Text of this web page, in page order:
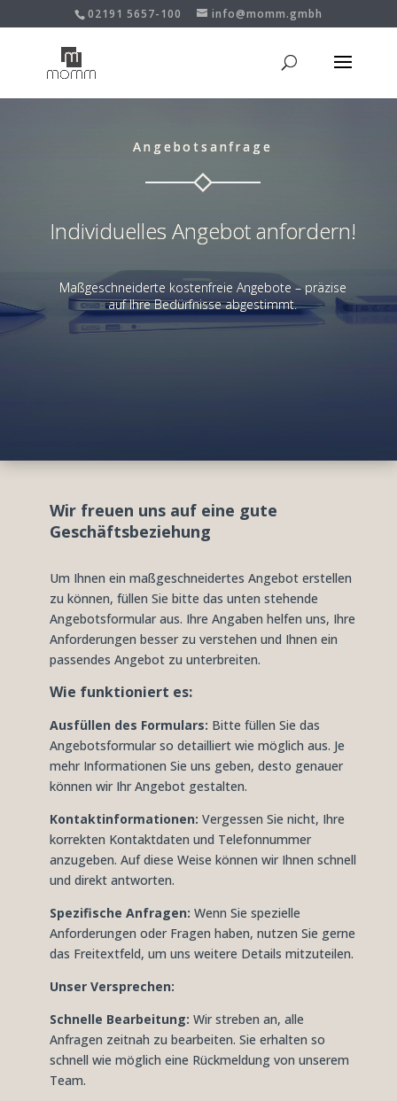
02191 5657-100 info@momm.gmbh
Angebotsanfrage
Individuelles Angebot anfordern!
Maßgeschneiderte kostenfreie Angebote – präzise
auf Ihre Bedürfnisse abgestimmt.
Wir freuen uns auf eine gute
Geschäftsbeziehung
Um Ihnen ein maßgeschneidertes Angebot erstellen
zu können, füllen Sie bitte das unten stehende
Angebotsformular aus. Ihre Angaben helfen uns, Ihre
Anforderungen besser zu verstehen und Ihnen ein
passendes Angebot zu unterbreiten.
Wie funktioniert es:
Ausfüllen des Formulars: Bitte füllen Sie das
Angebotsformular so detailliert wie möglich aus. Je
mehr Informationen Sie uns geben, desto genauer
können wir Ihr Angebot gestalten.
Kontaktinformationen: Vergessen Sie nicht, Ihre
korrekten Kontaktdaten und Telefonnummer
anzugeben. Auf diese Weise können wir Ihnen schnell
und direkt antworten.
Spezifische Anfragen: Wenn Sie spezielle
Anforderungen oder Fragen haben, nutzen Sie gerne
das Freitextfeld, um uns weitere Details mitzuteilen.
Unser Versprechen:
Schnelle Bearbeitung: Wir streben an, alle
Anfragen zeitnah zu bearbeiten. Sie erhalten so
schnell wie möglich eine Rückmeldung von unserem
Team.